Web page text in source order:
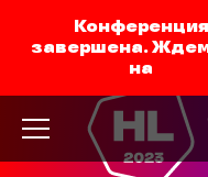
Конференция
завершена.
на